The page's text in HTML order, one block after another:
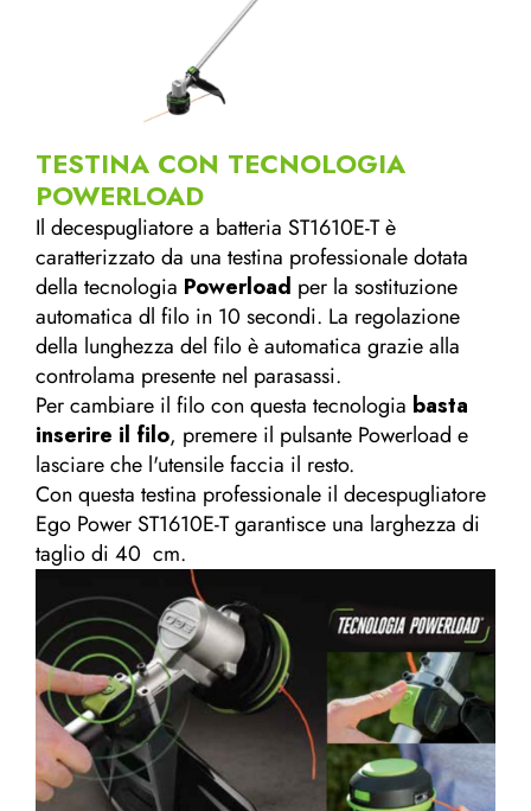
TESTINA CON TECNOLOGIA
POWERLOAD
Il decespugliatore a batteria ST1610E-T è
caratterizzato da una testina professionale dotata
della tecnologia Powerload per la sostituzione
automatica dl filo in 10 secondi. La regolazione
della lunghezza del filo è automatica grazie alla
controlama presente nel parasassi.
Per cambiare il filo con questa tecnologia basta
inserire il filo, premere il pulsante Powerload e
lasciare che l'utensile faccia il resto.
Con questa testina professionale il decespugliatore
Ego Power ST1610E-Tgarantisce una larghezza di
taglio di 40 cm.